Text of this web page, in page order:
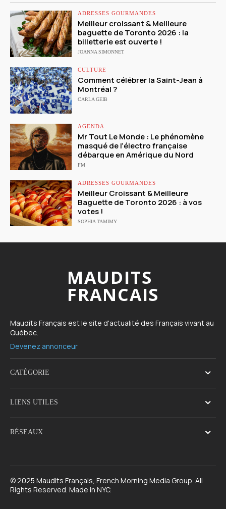
ADRESSES GOURMANDES
Meilleur croissant & Meilleure
baguette de Toronto 2026 : la
billetterie est ouverte !
JOANNA SIMONNET
CULTURE
Comment célébrer la Saint-Jean à
Montréal ?
CARLA GEIB
AGENDA
Mr Tout Le Monde : Le phénomène
masqué de l’électro française
débarque en Amérique du Nord
FM
ADRESSES GOURMANDES
Meilleur Croissant & Meilleure
Baguette de Toronto 2026 : à vos
votes !
SOPHIA TAMIMY
MAUDITS
FRANCAIS
Maudits Français est le site d'actualité des Français vivant au
Québec.
Devenez annonceur
CATÉGORIE
LIENS UTILES
RÉSEAUX
© 2025 Maudits Français, French Morning Media Group. All
Rights Reserved. Made in NYC.